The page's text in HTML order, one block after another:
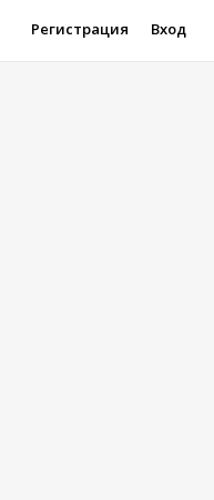
Регистрация Вход